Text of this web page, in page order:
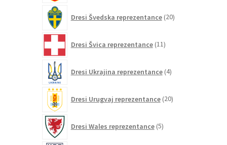
Dresi Švedska reprezentance 20izdelkov
Dresi Švica reprezentance 11izdelkov
Dresi Ukrajina reprezentance 4izdelki
Dresi Urugvaj reprezentance 20izdelkov
Dresi Wales reprezentance 5izdelkov